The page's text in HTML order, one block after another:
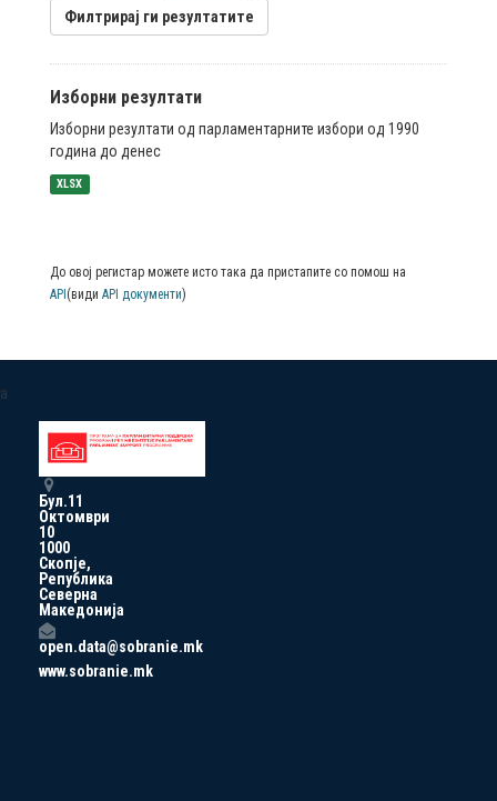
Филтрирај ги резултатите
Изборни резултати
Изборни резултати од парламентарните избори од 1990
година до денес
XLSX
До овој регистар можете исто така да пристапите со помош на
API (види API документи)
a
Бул.11
Октомври
10
1000
Скопје,
Република
Северна
Македонија
open.data@sobranie.mk
www.sobranie.mk